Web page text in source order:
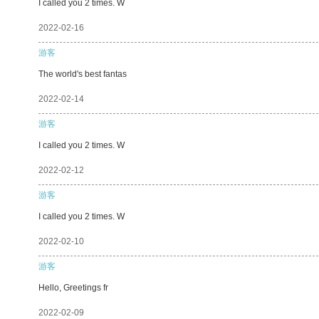
I called you 2 times. W
2022-02-16
游客
The world's best fantas
2022-02-14
游客
I called you 2 times. W
2022-02-12
游客
I called you 2 times. W
2022-02-10
游客
Hello, Greetings fr
2022-02-09